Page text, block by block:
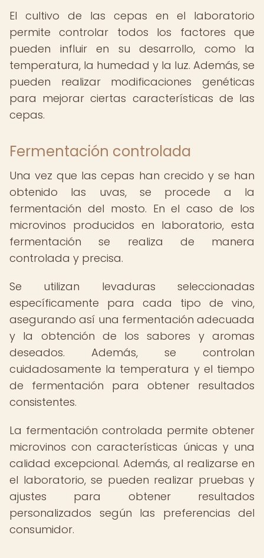
El cultivo de las cepas en el laboratorio
permite controlar todos los factores que
pueden influir en su desarrollo, como la
temperatura, la humedad y la luz. Además, se
pueden realizar modificaciones genéticas
para mejorar ciertas características de las
cepas.
Fermentación controlada
Una vez que las cepas han crecido y se han
obtenido las uvas, se procede a la
fermentación del mosto. En el caso de los
microvinos producidos en laboratorio, esta
fermentación se realiza de manera
controlada y precisa.
Se utilizan levaduras seleccionadas
específicamente para cada tipo de vino,
asegurando así una fermentación adecuada
y la obtención de los sabores y aromas
deseados. Además, se controlan
cuidadosamente la temperatura y el tiempo
de fermentación para obtener resultados
consistentes.
La fermentación controlada permite obtener
microvinos con características únicas y una
calidad excepcional. Además, al realizarse en
el laboratorio, se pueden realizar pruebas y
ajustes para obtener resultados
personalizados según las preferencias del
consumidor.